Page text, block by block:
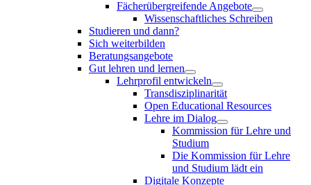
Fächerübergreifende Angebote
Wissenschaftliches Schreiben
Studieren und dann?
Sich weiterbilden
Beratungsangebote
Gut lehren und lernen
Lehrprofil entwickeln
Transdisziplinarität
Open Educational Resources
Lehre im Dialog
Kommission für Lehre und
Studium
Die Kommission für Lehre
und Studium lädt ein
Digitale Konzepte